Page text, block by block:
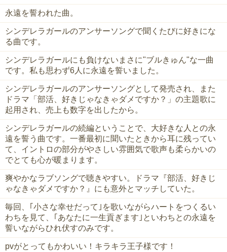
永遠を誓われた曲。
シンデレラガールのアンサーソングで聞くたびに好きにな
る曲です。
シンデレラガールにも負けないまさに"ブルきゅん"な一曲
です。私も思わず6人に永遠を誓いました。
シンデレラガールのアンサーソングとして発売され、また
ドラマ「部活、好きじゃなきゃダメですか？」の主題歌に
起用され、売上も数字を出したから。
シンデレラガールの続編ということで、大好きな人との永
遠を誓う曲です。一番最初に聞いたときから耳に残ってい
て、イントロの部分がやさしい雰囲気で歌声も柔らかいの
でとても心が暖まります。
爽やかなラブソングで聴きやすい。ドラマ『部活、好きじ
ゃなきゃダメですか？』にも意外とマッチしていた。
毎回、｢小さな幸せだって｣を歌いながらハートをつくるい
わちを見て、｢あなたに一生貢ぎます｣といわちとの永遠を
誓いながらひれ伏すのみです。
pvがとってもかわいい！キラキラ王子様です！